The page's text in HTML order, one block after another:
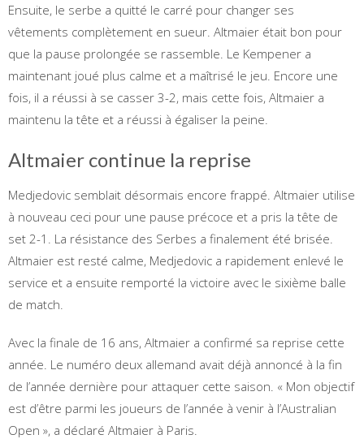
Ensuite, le serbe a quitté le carré pour changer ses
vêtements complètement en sueur. Altmaier était bon pour
que la pause prolongée se rassemble. Le Kempener a
maintenant joué plus calme et a maîtrisé le jeu. Encore une
fois, il a réussi à se casser 3-2, mais cette fois, Altmaier a
maintenu la tête et a réussi à égaliser la peine.
Altmaier continue la reprise
Medjedovic semblait désormais encore frappé. Altmaier utilise
à nouveau ceci pour une pause précoce et a pris la tête de
set 2-1. La résistance des Serbes a finalement été brisée.
Altmaier est resté calme, Medjedovic a rapidement enlevé le
service et a ensuite remporté la victoire avec le sixième balle
de match.
Avec la finale de 16 ans, Altmaier a confirmé sa reprise cette
année. Le numéro deux allemand avait déjà annoncé à la fin
de l’année dernière pour attaquer cette saison. « Mon objectif
est d’être parmi les joueurs de l’année à venir à l’Australian
Open », a déclaré Altmaier à Paris.